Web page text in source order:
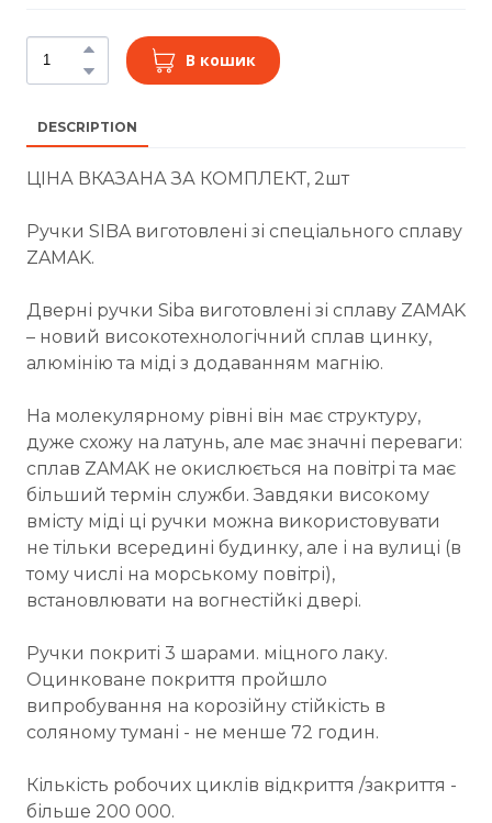
В кошик
DESCRIPTION
ЦІНА ВКАЗАНА ЗА КОМПЛЕКТ, 2шт
Ручки SIBA виготовлені зі спеціального сплаву
ZAMAK.
Дверні ручки Siba виготовлені зі сплаву ZAMAK
– новий високотехнологічний сплав цинку,
алюмінію та міді з додаванням магнію.
На молекулярному рівні він має структуру,
дуже схожу на латунь, але має значні переваги:
сплав ZAMAK не окислюється на повітрі та має
більший термін служби. Завдяки високому
вмісту міді ці ручки можна використовувати
не тільки всередині будинку, але і на вулиці (в
тому числі на морському повітрі),
встановлювати на вогнестійкі двері.
Ручки покриті 3 шарами. міцного лаку.
Оцинковане покриття пройшло
випробування на корозійну стійкість в
соляному тумані - не менше 72 годин.
Кількість робочих циклів відкриття /закриття -
більше 200 000.